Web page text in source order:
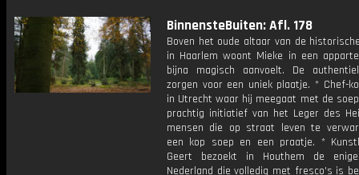
BinnensteBuiten: Afl. 178
Boven het oude altaar van de
in Haarlem woont Mieke in een
bijna magisch aanvoelt. De
zorgen voor een uniek plaatje. * Chef-
in Utrecht waar hij meegaat met de
prachtig initiatief van het Leger des
mensen die op straat leven te
een kop soep en een praatje. *
Geert bezoekt in Houthem de
Nederland die volledig met fresco's is